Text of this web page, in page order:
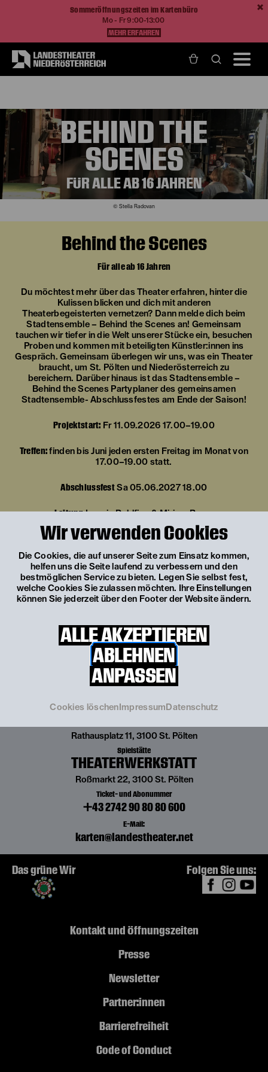
Wir verwenden Cookies
Die Cookies, die auf unserer Seite zum Einsatz kommen,
helfen uns die Seite laufend zu verbessern und den
bestmöglichen Service zu bieten. Legen Sie selbst fest,
welche Cookies Sie zulassen möchten. Ihre Einstellungen
können Sie jederzeit über den Footer der Website ändern.
ALLE AKZEPTIEREN
ABLEHNEN
ANPASSEN
Cookies löschen Impressum Datenschutz
Sommeröffnungszeiten im Kartenbüro
Mo - Fr 9:00-13:00
MEHR ERFAHREN
BEHIND THE
SCENES
FÜR ALLE AB 16 JAHREN
© Stella Radovan
Behind the Scenes
Für alle ab 16 Jahren
Du möchtest mehr über das Theater erfahren, hinter die
Kulissen blicken und dich mit anderen
Theaterbegeisterten vernetzen? Dann melde dich beim
Stadtensemble – Behind the Scenes an! Gemeinsam
tauchen wir tiefer in die Welt unserer Stücke ein, besuchen
Proben und kommen mit beteiligten Künstler:innen ins
Gespräch. Gemeinsam überlegen wir uns, was ein Theater
braucht, um St. Pölten und Niederösterreich zu
bereichern. Darüber hinaus ist das Stadtensemble –
Behind the Scenes Partyplaner des gemeinsamen
Stadtensemble- Abschlussfestes am Ende der Saison!
Projektstart: Fr 11.09.2026 17.00–19.00
Treffen: finden bis Juni jeden ersten Freitag im Monat von
17.00–19.00 statt.
Abschlussfest Sa 05.06.2027 18.00
LeitungLeonie Rohlfing & Mirjam Bauer
ProjektpateFelix Thewanger
Anmeldung unterstadtensemble@landestheater.net
Ansprechpartner:in:
Mirjam Bauer (Ltg. Theatervermittlung)
E mirjam.bauer@landestheater.net
Spielstätte
Rathausplatz 11, 3100 St. Pölten
Spielstätte
THEATERWERKSTATT
Roßmarkt 22, 3100 St. Pölten
Ticket- und Abonummer
+43 2742 90 80 80 600
E-Mail:
karten@landestheater.net
Das grüne Wir Folgen Sie uns:
Kontakt und Öffnungszeiten
Presse
Newsletter
Partner:innen
Barrierefreiheit
Code of Conduct